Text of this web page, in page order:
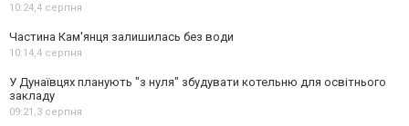
10:24,4 серпня
Частина Кам'янця залишилась без води
10:14,4 серпня
У Дунаївцях планують "з нуля" збудувати котельню для освітнього
закладу
09:21,3 серпня